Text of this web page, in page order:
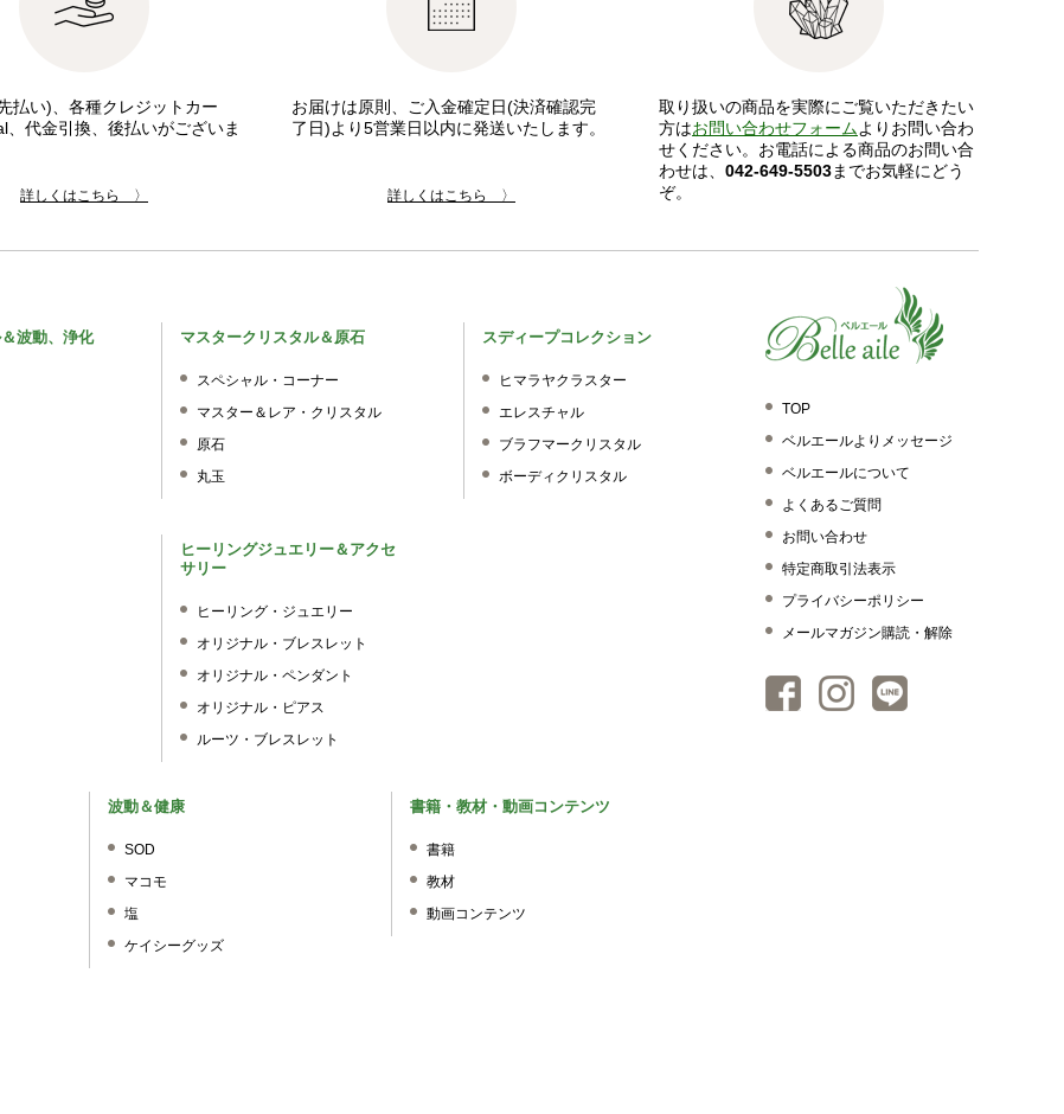
払い)、各種クレジットカー
、代金引換、後払いがございま
詳しくはこちら 〉
お届けは原則、ご入金確定日(決済確認完
了日)より5営業日以内に発送いたします。
詳しくはこちら 〉
取り扱いの商品を実際にご覧いただきたい
方はお問い合わせフォームよりお問い合わ
せください。お電話による商品のお問い合
わせは、 042-649-5503までお気軽にどう
ぞ。
TOP
ベルエールよりメッセージ
ベルエールについて
よくあるご質問
お問い合わせ
特定商取引法表示
プライバシーポリシー
メールマガジン購読・解除
波動、浄化
マスタークリスタル＆原石
スペシャル・コーナー
マスター＆レア・クリスタル
原石
丸玉
ヒーリングジュエリー＆アクセ
サリー
ヒーリング・ジュエリー
オリジナル・ブレスレット
オリジナル・ペンダント
オリジナル・ピアス
ルーツ・ブレスレット
スディープコレクション
ヒマラヤクラスター
エレスチャル
ブラフマークリスタル
ボーディクリスタル
波動＆健康
SOD
マコモ
塩
ケイシーグッズ
書籍・教材・動画コンテンツ
書籍
教材
動画コンテンツ